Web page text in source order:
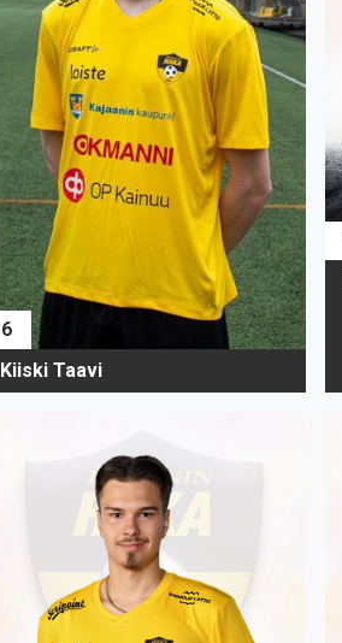
6
Kiiski Taavi